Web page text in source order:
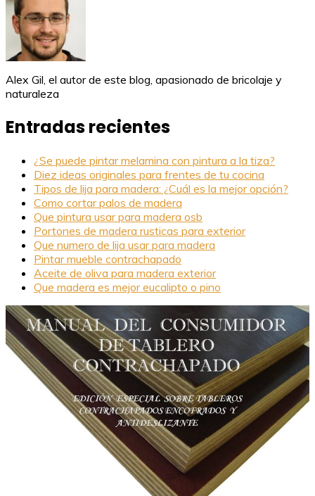
Alex Gil, el autor de este blog, apasionado de bricolaje y
naturaleza
Entradas recientes
¿Se puede pintar melamina con pintura a la tiza?
Diez ideas originales para frentes de tu cocina
Tipos de lija para madera: ¿Cuál es la mejor opción?
Como cortar palos de madera
Que pintura usar para madera osb
Portones de madera rusticas para exterior
Que numero de lija usar para madera
Pintar mueble contrachapado
Aceite de oliva para madera exterior
Que madera es mejor eucalipto o pino